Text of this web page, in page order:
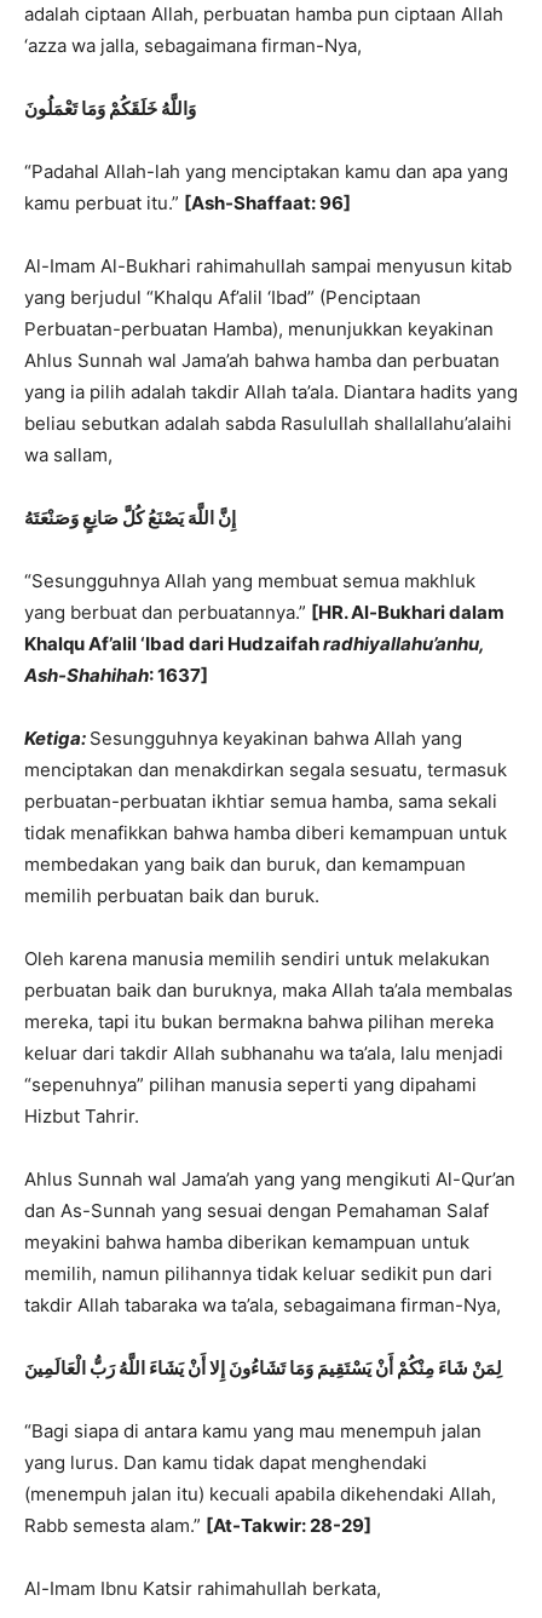
adalah ciptaan Allah, perbuatan hamba pun ciptaan Allah
‘azza wa jalla, sebagaimana firman-Nya,
وَاللَّهُ خَلَقَكُمْ وَمَا تَعْمَلُونَ
“Padahal Allah-lah yang menciptakan kamu dan apa yang
kamu perbuat itu.” [Ash-Shaffaat: 96]
Al-Imam Al-Bukhari rahimahullah sampai menyusun kitab
yang berjudul “Khalqu Af’alil ‘Ibad” (Penciptaan
Perbuatan-perbuatan Hamba), menunjukkan keyakinan
Ahlus Sunnah wal Jama’ah bahwa hamba dan perbuatan
yang ia pilih adalah takdir Allah ta’ala. Diantara hadits yang
beliau sebutkan adalah sabda Rasulullah shallallahu’alaihi
wa sallam,
إِنَّ اللَّهَيَصْنَعُ كُلَّ صَانِعٍ وَصَنْعَتَهُ
“Sesungguhnya Allah yang membuat semua makhluk
yang berbuat dan perbuatannya.” [HR. Al-Bukhari dalam
Khalqu Af’alil ‘Ibad dari Hudzaifahradhiyallahu’anhu,
Ash-Shahihah: 1637]
Ketiga: Sesungguhnya keyakinan bahwa Allah yang
menciptakan dan menakdirkan segala sesuatu, termasuk
perbuatan-perbuatan ikhtiar semua hamba, sama sekali
tidak menafikkan bahwa hamba diberi kemampuan untuk
membedakan yang baik dan buruk, dan kemampuan
memilih perbuatan baik dan buruk.
Oleh karena manusia memilih sendiri untuk melakukan
perbuatan baik dan buruknya, maka Allah ta’ala membalas
mereka, tapi itu bukan bermakna bahwa pilihan mereka
keluar dari takdir Allah subhanahu wa ta’ala, lalu menjadi
“sepenuhnya” pilihan manusia seperti yang dipahami
Hizbut Tahrir.
Ahlus Sunnah wal Jama’ah yang yang mengikuti Al-Qur’an
dan As-Sunnah yang sesuai dengan Pemahaman Salaf
meyakini bahwa hamba diberikan kemampuan untuk
memilih, namun pilihannya tidak keluar sedikit pun dari
takdir Allah tabaraka wa ta’ala, sebagaimana firman-Nya,
لِمَنْ شَاءَ مِنْكُمْ أَنْ يَسْتَقِيمَ وَمَا تَشَاءُونَ إِلا أَنْيَشَاءَ اللَّهُ رَب ُّ الْعَالَمِينَ
“Bagi siapa di antara kamu yang mau menempuh jalan
yang lurus. Dan kamu tidak dapat menghendaki
(menempuh jalan itu) kecuali apabila dikehendaki Allah,
Rabb semesta alam.” [At-Takwir: 28-29]
Al-Imam Ibnu Katsir rahimahullah berkata,